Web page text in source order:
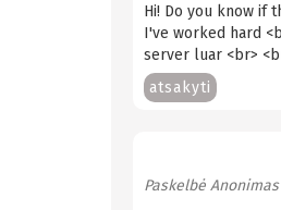
Hi! Do you know if
I've worked hard
server luar <br>
atsakyti
Paskelbė